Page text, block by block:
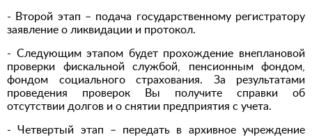
- Второй этап – подача государственному регистратору
заявление о ликвидации и протокол.
- Следующим этапом будет прохождение внеплановой
проверки фискальной службой, пенсионным фондом,
фондом социального страхования. За результатами
проведения проверок Вы получите справки об
отсутствии долгов и о снятии предприятия с учета.
- Четвертый этап – передать в архивное учреждение